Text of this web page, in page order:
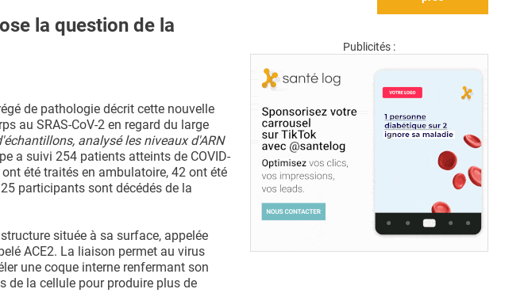
la question de la
de pathologie décrit cette nouvelle
au SRAS-CoV-2 en regard du large
analysé les niveaux d'ARN
a suivi 254 patients atteints de COVID-
été traités en ambulatoire, 42 ont été
participants sont décédés de la
située à sa surface, appelée
ACE2. La liaison permet au virus
une coque interne renfermant son
de la cellule pour produire plus de
Publicités :